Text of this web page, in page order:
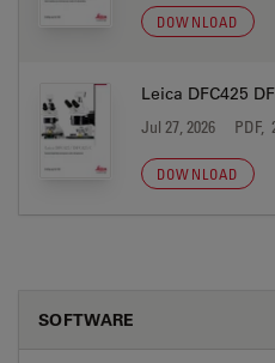
DOWNLOAD
Leica DFC425
Jul 27, 2026 PDF,
DOWNLOAD
SOFTWARE